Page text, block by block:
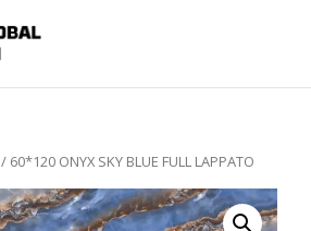
/ 60*120 ONYX SKY BLUE FULL LAPPATO